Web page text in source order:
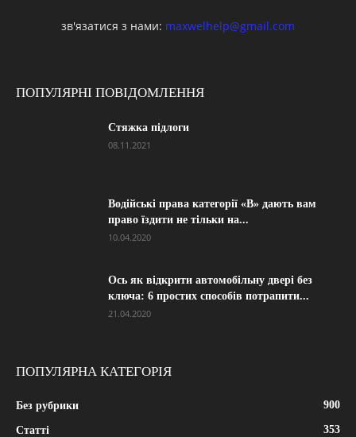
зв'язатися з нами: maxwelhelp@gmail.com
ПОПУЛЯРНІ ПОВІДОМЛЕННЯ
Стяжка підлоги
08.11.2021
Водійські права категорії «B» дають вам
право їздити не тільки на...
10.04.2020
Ось як відкрити автомобільну двері без
ключа: 6 простих способів потрапити...
21.04.2020
ПОПУЛЯРНА КАТЕГОРІЯ
Без рубрики 900
Статті 353